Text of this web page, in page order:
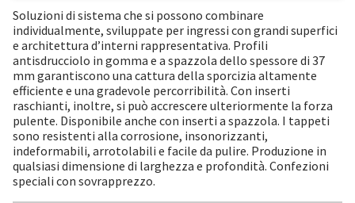
Soluzioni di sistema che si possono combinare
individualmente, sviluppate per ingressi con grandi superfici
e architettura d’interni rappresentativa. Profili
antisdrucciolo in gomma e a spazzola dello spessore di 37
mm garantiscono una cattura della sporcizia altamente
efficiente e una gradevole percorribilità. Con inserti
raschianti, inoltre, si può accrescere ulteriormente la forza
pulente. Disponibile anche con inserti a spazzola. I tappeti
sono resistenti alla corrosione, insonorizzanti,
indeformabili, arrotolabili e facile da pulire. Produzione in
qualsiasi dimensione di larghezza e profondità. Confezioni
speciali con sovrapprezzo.